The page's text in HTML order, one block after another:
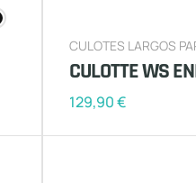
CULOTES LARGOS
CULOTTE WS
129,90€